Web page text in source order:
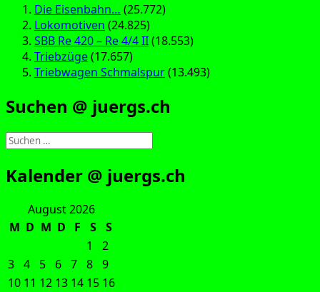
Die Eisenbahn… (25.772)
Lokomotiven (24.825)
SBB Re 420 – Re 4/4 II(18.553)
Triebzüge(17.657)
Triebwagen Schmalspur(13.493)
Suchen @ juergs.ch
Suchen
nach:
Kalender @ juergs.ch
August 2026
M D M D F S
S
1
2
3 4 5 6 7 8 9
10 11 12 13 14 15 16